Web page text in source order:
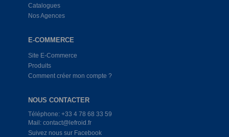
Catalogues
Nos Agences
E-COMMERCE
Site E-Commerce
Produits
Comment créer mon compte ?
NOUS CONTACTER
Téléphone: +33 4 78 68 33 59
Mail: contact@lefroid.fr
Suivez nous sur Facebook